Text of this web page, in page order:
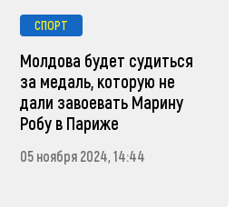
СПОРТ
Молдова будет судиться
за медаль, которую не
дали завоевать Марину
Робу в Париже
05 ноября 2024, 14:44